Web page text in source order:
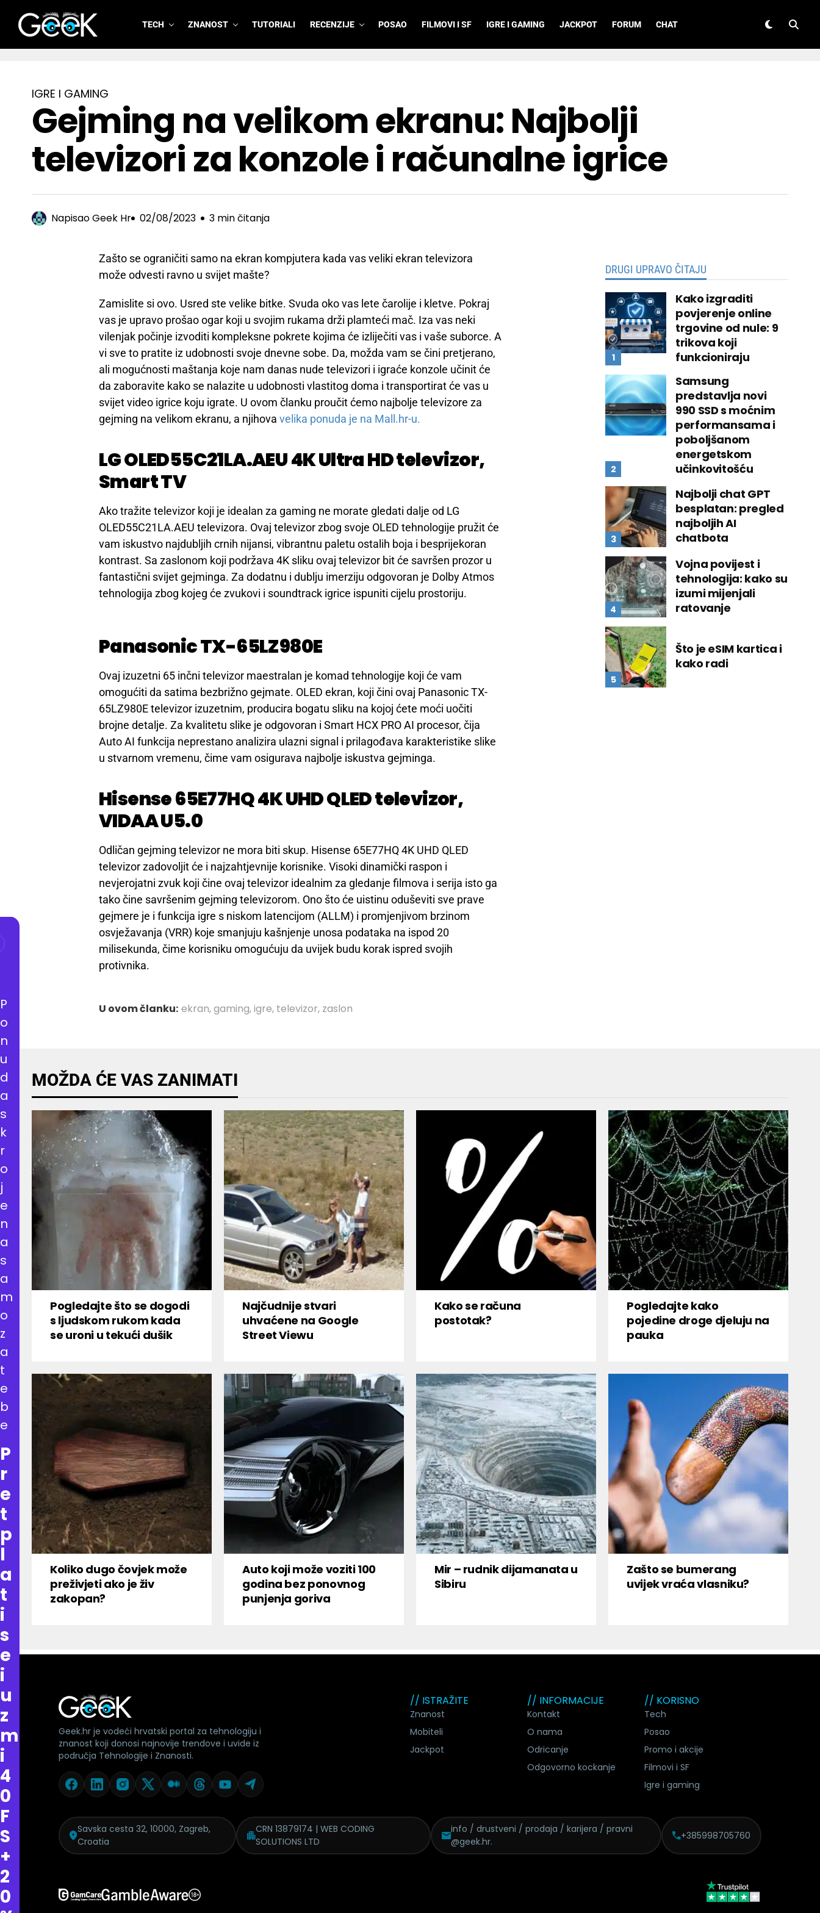
GeeK.hr
TECH ZNANOST TUTORIALI RECENZIJE POSAO FILMOVI I SF IGRE I GAMING JACKPOT FORUM CHAT
IGRE I GAMING
Gejming na velikom ekranu: Najbolji
televizori za konzole i računalne igrice
NapisaoGeek Hr 02/08/2023 3 min čitanja
Zašto se ograničiti samo na ekran kompjutera kada vas veliki ekran televizora
može odvesti ravno u svijet mašte?
Zamislite si ovo. Usred ste velike bitke. Svuda oko vas lete čarolije i kletve. Pokraj
vas je upravo prošao ogar koji u svojim rukama drži plamteći mač. Iza vas neki
vilenjak počinje izvoditi kompleksne pokrete kojima će izliječiti vas i vaše suborce. A
vi sve to pratite iz udobnosti svoje dnevne sobe. Da, možda vam se čini pretjerano,
ali mogućnosti maštanja koje nam danas nude televizori i igraće konzole učinit će
da zaboravite kako se nalazite u udobnosti vlastitog doma i transportirat će vas u
svijet video igrice koju igrate. U ovom članku proučit ćemo najbolje televizore za
gejming na velikom ekranu, a njihova velika ponuda je na Mall.hr-u.
LG OLED55C21LA.AEU 4K Ultra HD televizor,
Smart TV
Ako tražite televizor koji je idealan za gaming ne morate gledati dalje od LG
OLED55C21LA.AEU televizora. Ovaj televizor zbog svoje OLED tehnologije pružit će
vam iskustvo najdubljih crnih nijansi, vibrantnu paletu ostalih boja i besprijekoran
kontrast. Sa zaslonom koji podržava 4K sliku ovaj televizor bit će savršen prozor u
fantastični svijet gejminga. Za dodatnu i dublju imerziju odgovoran je Dolby Atmos
tehnologija zbog kojeg će zvukovi i soundtrack igrice ispuniti cijelu prostoriju.
Panasonic TX-65LZ980E
Ovaj izuzetni 65 inčni televizor maestralan je komad tehnologije koji će vam
omogućiti da satima bezbrižno gejmate. OLED ekran, koji čini ovaj Panasonic TX-
65LZ980E televizor izuzetnim, producira bogatu sliku na kojoj ćete moći uočiti
brojne detalje. Za kvalitetu slike je odgovoran i Smart HCX PRO AI procesor, čija
Auto AI funkcija neprestano analizira ulazni signal i prilagođava karakteristike slike
u stvarnom vremenu, čime vam osigurava najbolje iskustva gejminga.
Hisense 65E77HQ 4K UHD QLED televizor,
VIDAA U5.0
Odličan gejming televizor ne mora biti skup. Hisense 65E77HQ 4K UHD QLED
televizor zadovoljit će i najzahtjevnije korisnike. Visoki dinamički raspon i
nevjerojatni zvuk koji čine ovaj televizor idealnim za gledanje filmova i serija isto ga
tako čine savršenim gejming televizorom. Ono što će uistinu oduševiti sve prave
gejmere je i funkcija igre s niskom latencijom (ALLM) i promjenjivom brzinom
osvježavanja (VRR) koje smanjuju kašnjenje unosa podataka na ispod 20
milisekunda, čime korisniku omogućuju da uvijek budu korak ispred svojih
protivnika.
U ovom članku: ekran,gaming,igre, televizor, zaslon
DRUGI UPRAVO ČITAJU
Kako izgraditi
povjerenje online
trgovine od nule: 9
trikova koji
funkcioniraju
Samsung
predstavlja novi
990 SSD s moćnim
performansama i
poboljšanom
energetskom
učinkovitošću
Najbolji chat GPT
besplatan: pregled
najboljih AI
chatbota
Vojna povijest i
tehnologija: kako su
izumi mijenjali
ratovanje
Što je eSIM kartica i
kako radi
MOŽDA ĆE VAS ZANIMATI
Pogledajte što se dogodi
s ljudskom rukom kada
se uroni u tekući dušik
Najčudnije stvari
uhvaćene na Google
Street Viewu
Kako se računa
postotak?
Pogledajte kako
pojedine droge djeluju na
pauka
Koliko dugo čovjek može
preživjeti ako je živ
zakopan?
Auto koji može voziti 100
godina bez ponovnog
punjenja goriva
Mir – rudnik dijamanata u
Sibiru
Zašto se bumerang
uvijek vraća vlasniku?
P
o
n
u
d
a
s
k
r
o
j
e
n
a
s
a
m
o
z
a
t
e
b
e
P
r
e
t
p
l
a
t
i
s
e
i
u
z
m
i
4
0
F
S
+
2
0
// ISTRAŽITE
Znanost
Mobiteli
Jackpot
// INFORMACIJE
Kontakt
O nama
Odricanje
Odgovorno kockanje
// KORISNO
Tech
Posao
Promo i akcije
Filmovi i SF
Igre i gaming
Geek.hr je vodeći hrvatski portal za tehnologiju i
znanost koji donosi najnovije trendove i uvide iz
područja Tehnologije i Znanosti.
Savska cesta 32, 10000, Zagreb,
Croatia
CRN 13879174 | WEB CODING
SOLUTIONS LTD
info / drustveni / prodaja / karijera / pravni
@geek.hr.
+385998705760